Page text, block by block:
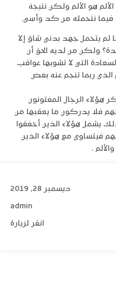
الألم هو الألم ولكن نتيجة
نتحمله من كد وأسي.
يتحمل جهد بدني شاق إلا
ولكن من لديه الحق أن
التي لا تشوبها عواقب
الذي ربما تنجم عنه بعض
هؤلاء الرجال المفتونون
فلا يدركون ما يعقبها من
يشمل هؤلاء الذين أخفقوا
فيتساوي مع هؤلاء الذين
.
ديسمبر 28, 2019
admin
انقر لزيارة